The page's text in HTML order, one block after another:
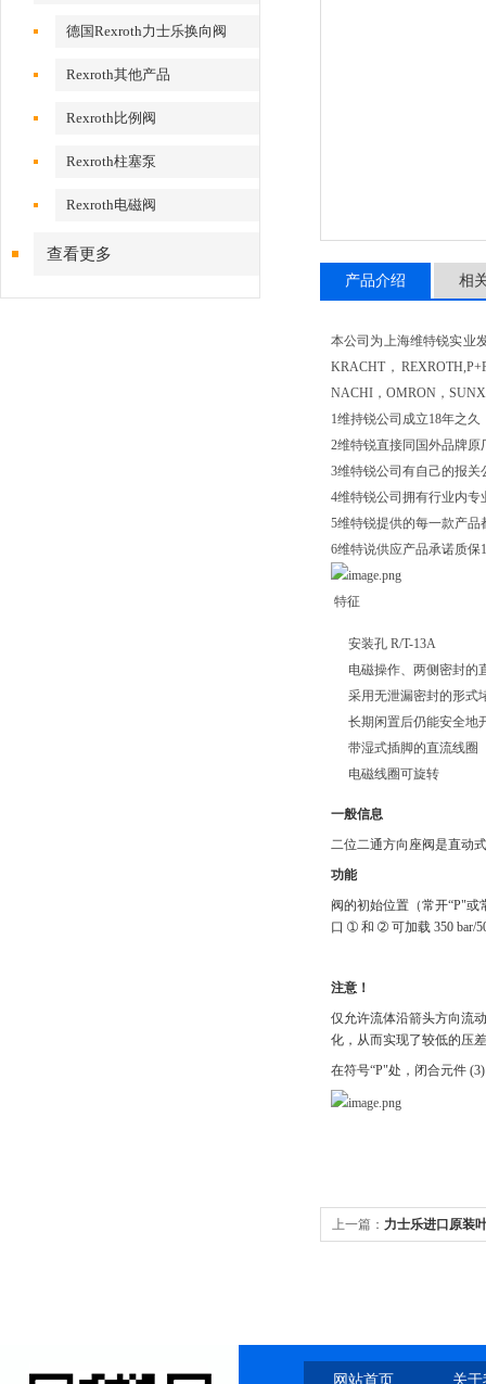
德国Rexroth力士乐换向阀
Rexroth其他产品
Rexroth比例阀
Rexroth柱塞泵
Rexroth电磁阀
查看更多
产品介绍 相
本公司为上海维特锐实业
KRACHT，
NACHI，OMRON，
1维持锐公司成立18年之
2维特锐直接同国外品牌
3维特锐公司有自己的报
4维特锐公司拥有行业内
5维特锐提供的每一款产
6维特说供应产品承诺质
特征
安装孔 R/T-13A
电磁操作、两侧密封的
采用无泄漏密封的形式
长期闲置后仍能安全地
带湿式插脚的直流线圈
电磁线圈可旋转
一般信息
二位二通方向座阀是直动
功能
阀的初始位置（常开“P"
口 ➀ 和 ➁ 可加载 350 bar/
注意！
仅允许流体沿箭头方向流
化，从而实现了较低的压
在符号“P"处，闭合元件
上一篇： 力士乐进口原装
网站首页 关